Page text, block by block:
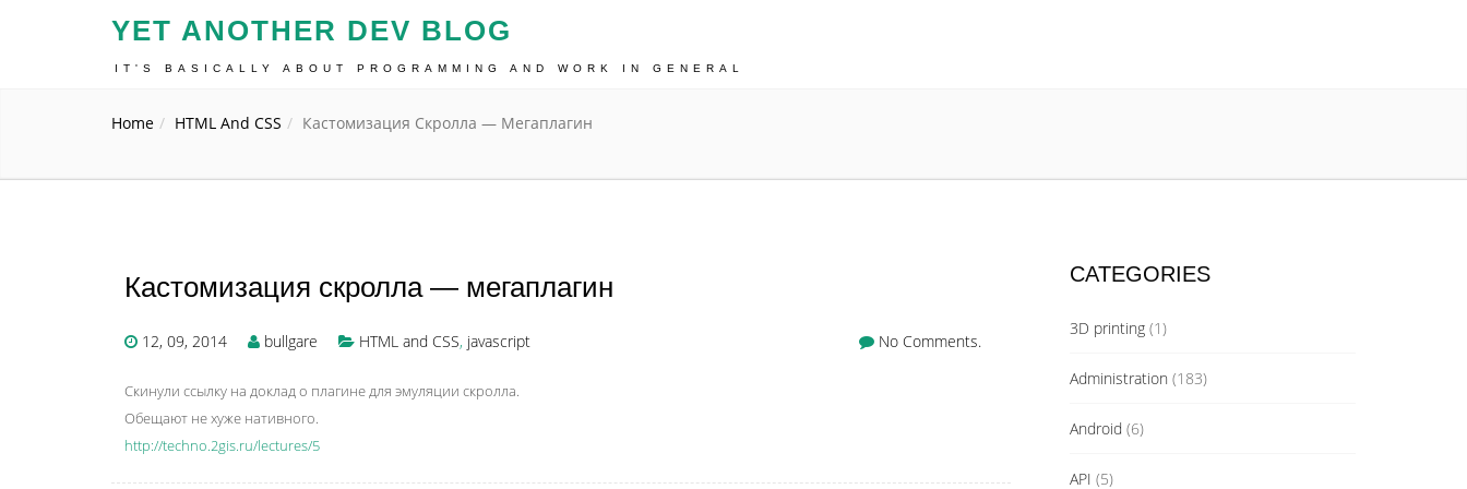
YET ANOTHER DEV BLOG
IT'S BASICALLY ABOUT PROGRAMMING AND WORK IN GENERAL
Home HTML And CSS Кастомизация Скролла — Мегаплагин
Кастомизация скролла — мегаплагин
12, 09, 2014 bullgare HTML and CSS, javascript No Comments.
Скинули ссылку на доклад о плагине для эмуляции скролла.
Обещают не хуже нативного.
http://techno.2gis.ru/lectures/5
CATEGORIES
3D printing(1)
Administration (183)
Android (6)
API (5)